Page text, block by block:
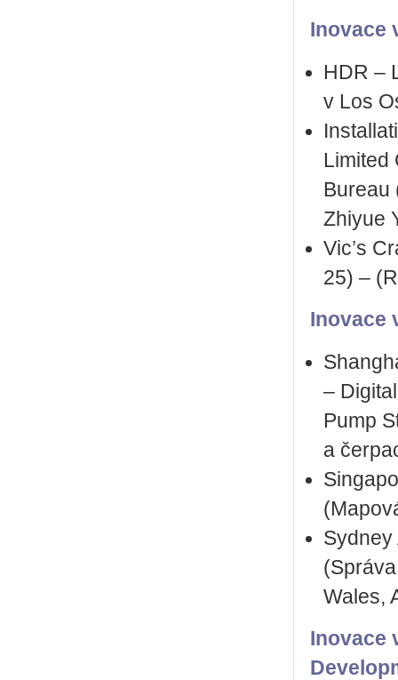
Inovace
HDR –
v Los
Limited
Bureau
Zhiyue
Vic’s
25) –
Inovace
–
Pump
a
Sydney
Wales,
Inovace